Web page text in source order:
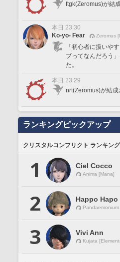
ftgk(Zeromus)が結
本日 23:30
Ko-yo- Fear
Zeromus
「初心者に扱いや
ブってなんだろう
た。
本日 23:29
nrt(Zeromus)が結成
ランキングピックアップ
クリスタルコンフリクト ランキング
1 Ciel Cocco
Anima [Mana]
2 Happo Hapo
Pandaemonium
3 Vivi Ann
Kujata